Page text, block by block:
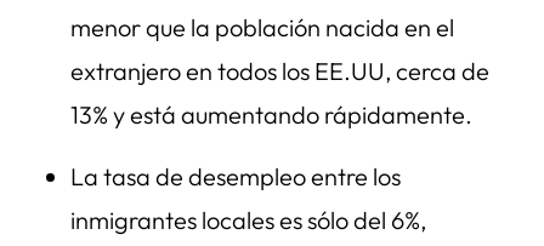
menor que la población nacida en el
extranjero en todos los EE.UU, cerca de
13% y está aumentando rápidamente.
La tasa de desempleo entre los
inmigrantes locales es sólo del 6%,